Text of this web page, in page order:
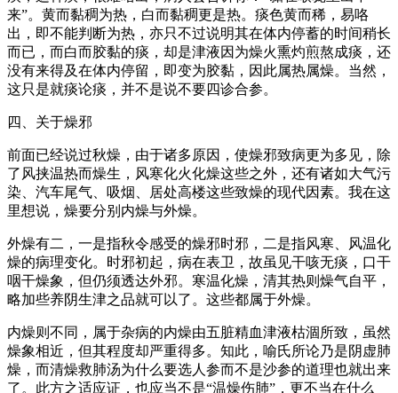
来”。黄而黏稠为热，白而黏稠更是热。痰色黄而稀，易咯
出，即不能判断为热，亦只不过说明其在体内停蓄的时间稍长
而已，而白而胶黏的痰，却是津液因为燥火熏灼煎熬成痰，还
没有来得及在体内停留，即变为胶黏，因此属热属燥。当然，
这只是就痰论痰，并不是说不要四诊合参。
四、关于燥邪
前面已经说过秋燥，由于诸多原因，使燥邪致病更为多见，除
了风挟温热而燥生，风寒化火化燥这些之外，还有诸如大气污
染、汽车尾气、吸烟、居处高楼这些致燥的现代因素。我在这
里想说，燥要分别内燥与外燥。
外燥有二，一是指秋令感受的燥邪时邪，二是指风寒、风温化
燥的病理变化。时邪初起，病在表卫，故虽见干咳无痰，口干
咽干燥象，但仍须透达外邪。寒温化燥，清其热则燥气自平，
略加些养阴生津之品就可以了。这些都属于外燥。
内燥则不同，属于杂病的内燥由五脏精血津液枯涸所致，虽然
燥象相近，但其程度却严重得多。知此，喻氏所论乃是阴虚肺
燥，而清燥救肺汤为什么要选人参而不是沙参的道理也就出来
了。此方之适应证，也应当不是“温燥伤肺”，更不当在什么